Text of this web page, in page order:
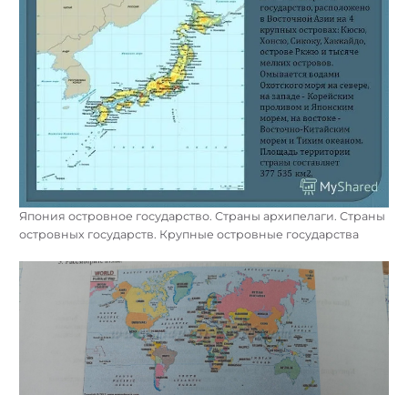
Япония островное государство. Страны архипелаги. Страны
островных государств. Крупные островные государства